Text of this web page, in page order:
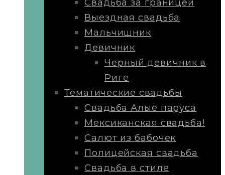
Свадьба за границей
Выездная свадьба
Мальчишник
Девичник
Черный девичник в
Риге
Тематические свадьбы
Свадьба Алые паруса
Мексиканская свадьба!
Салют из бабочек
Полицейская свадьба
Свадьба в стиле